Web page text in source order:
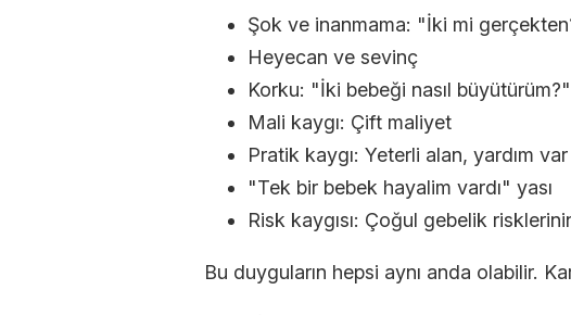
Şok ve inanmama: "İki mi
Heyecan ve sevinç
Korku: "İki bebeği nasıl büyütürüm?"
Mali kaygı: Çift maliyet
Pratik kaygı: Yeterli alan, yardım var
"Tek bir bebek hayalim vardı" yası
Risk kaygısı: Çoğul gebelik
Bu duyguların hepsi aynı anda olabilir.